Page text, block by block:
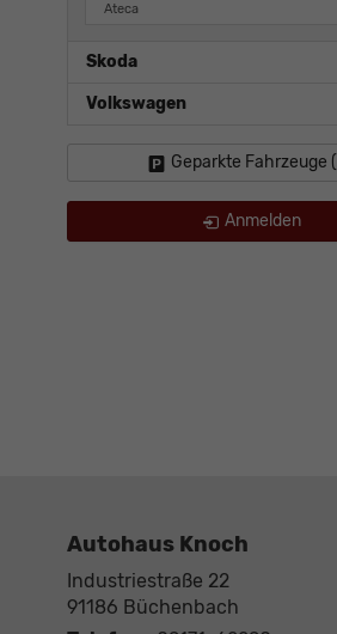
Ateca
Skoda
Volkswagen
Geparkte Fahrzeuge (
Anmelden
Autohaus Knoch
Industriestraße 22
91186 Büchenbach